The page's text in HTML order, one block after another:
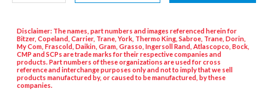
Disclaimer: The names, part numbers and images referenced herein for
Bitzer, Copeland, Carrier, Trane, York, Thermo King, Sabroe, Trane, Dorin,
My Com, Frascold, Daikin, Gram, Grasso, Ingersoll Rand, Atlascopco, Bock,
CMP and SCPs are trade marks for their respective companies and
products. Part numbers of these organizations are used for cross
reference and interchange purposes only and not to imply that we sell
products manufactured by, or caused to be manufactured, by these
companies.